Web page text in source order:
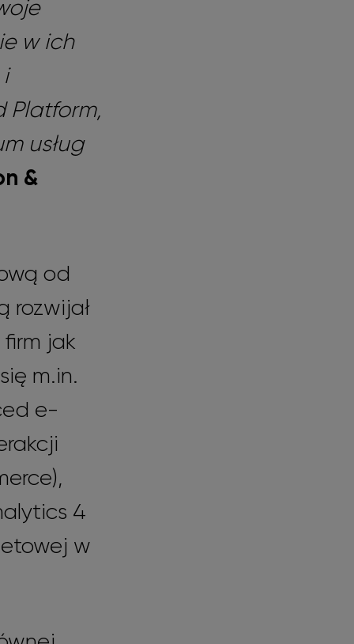
w ich
Platform,
usług
&
od
rozwijał
jak
m.in.
e-
4
w